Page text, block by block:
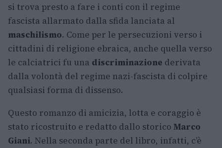
si trova presto a fare i conti con il regime
fascista allarmato dalla sfida lanciata al
maschilismo. Come per le persecuzioni verso i
cittadini di religione ebraica, anche quella verso
le calciatrici fu una discriminazione derivata
dalla volontà del regime nazi-fascista di colpire
qualsiasi forma di dissenso.
Questo romanzo di amicizia, lotta e coraggio è
stato ricostruito e redatto dallo storico Marco
Giani. Nella seconda parte del libro, infatti, c’è